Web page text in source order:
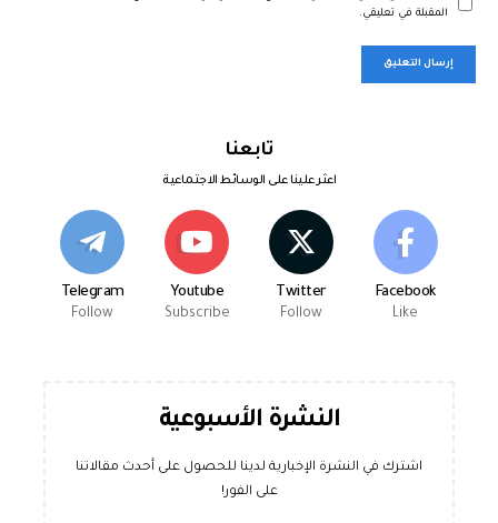
المقبلة في تعليقي.
تابعنا
اعثر علينا على الوسائط الاجتماعية
Facebook
Like
Twitter
Follow
Youtube
Subscribe
Telegram
Follow
النشرة الأسبوعية
اشترك في النشرة الإخبارية لدينا للحصول على أحدث مقالاتنا
على الفور!